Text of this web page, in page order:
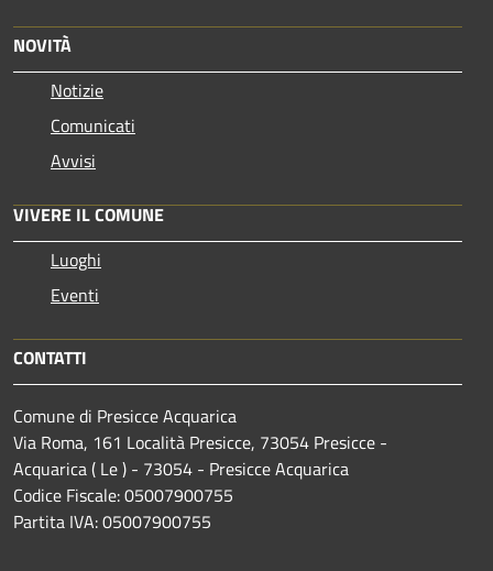
NOVITÀ
Notizie
Comunicati
Avvisi
VIVERE IL COMUNE
Luoghi
Eventi
CONTATTI
Comune di Presicce Acquarica
Via Roma, 161 Località Presicce, 73054 Presicce -
Acquarica ( Le ) - 73054 - Presicce Acquarica
Codice Fiscale: 05007900755
Partita IVA: 05007900755